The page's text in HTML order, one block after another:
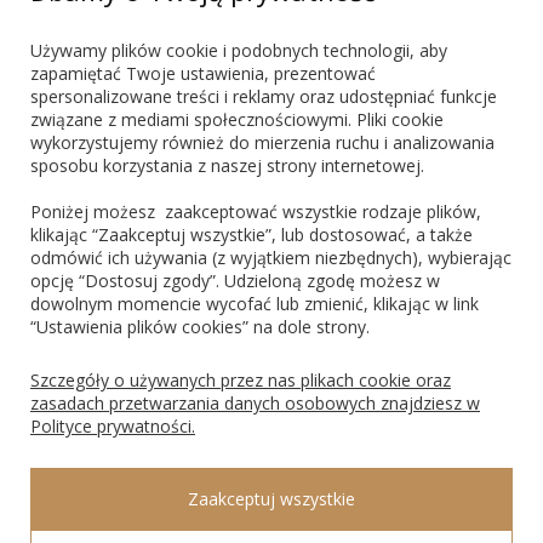
ZNAJDŹ NAS
PŁATNOŚCI
Blik PayPo Visa
240547340, KRS: 0000297347 Sąd Rejonowy Katowice Wschód w Katowicach, VIII
Używamy plików cookie i podobnych technologii, aby
zapamiętać Twoje ustawienia, prezentować
spersonalizowane treści i reklamy oraz udostępniać funkcje
związane z mediami społecznościowymi. Pliki cookie
wykorzystujemy również do mierzenia ruchu i analizowania
sposobu korzystania z naszej strony internetowej.
Poniżej możesz zaakceptować wszystkie rodzaje plików,
klikając “Zaakceptuj wszystkie”, lub dostosować, a także
odmówić ich używania (z wyjątkiem niezbędnych), wybierając
opcję “Dostosuj zgody”. Udzieloną zgodę możesz w
dowolnym momencie wycofać lub zmienić, klikając w link
“Ustawienia plików cookies” na dole strony.
Szczegóły o używanych przez nas plikach cookie oraz
zasadach przetwarzania danych osobowych znajdziesz w
Polityce prywatności.
Zaakceptuj wszystkie